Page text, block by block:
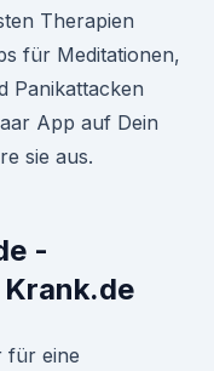
Therapien
für Meditationen,
Panikattacken
App auf Dein
sie aus.
-
für eine